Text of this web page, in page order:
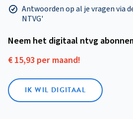
Antwoorden op al je vragen via
NTVG'
Neem het digitaal ntvg
€ 15,93 per maand!
IK WIL DIGITAAL